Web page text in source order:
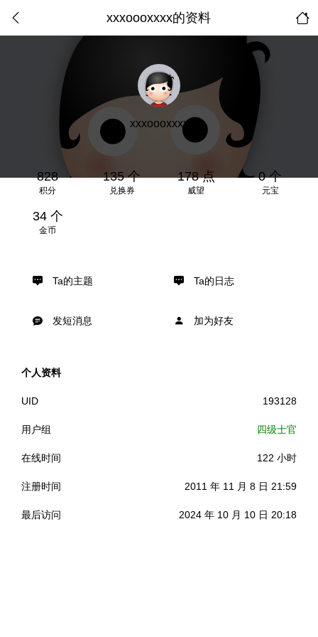
xxxoooxxxx的资料
xxxoooxxxx
828
积分
135 个
兑换券
178 点
威望
0 个
元宝
34 个
金币
Ta的主题 Ta的日志
发短消息 加为好友
个人资料
UID 193128
用户组 四级士官
在线时间 122 小时
注册时间 2011 年 11 月 8 日 21:59
最后访问 2024 年 10 月 10 日 20:18